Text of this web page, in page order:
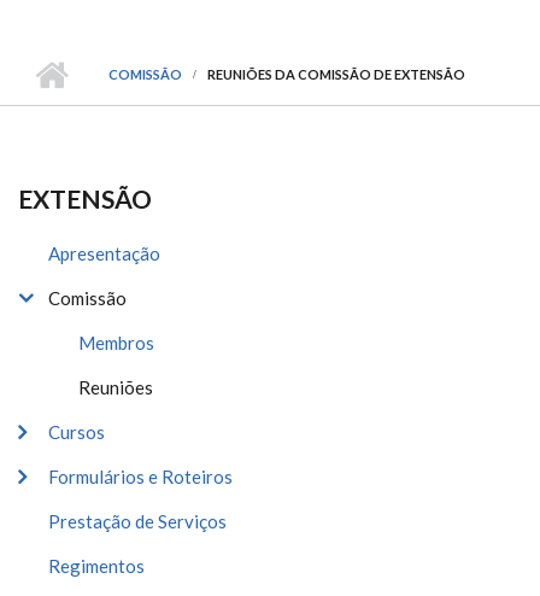
COMISSÃO REUNIÕES DA COMISSÃO DE EXTENSÃO
EXTENSÃO
Apresentação
Comissão
Membros
Reuniões
Cursos
Formulários e Roteiros
Prestação de Serviços
Regimentos